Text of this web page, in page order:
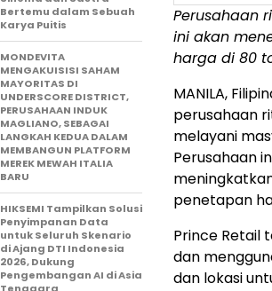
Perusahaan
ini akan
harga di 80
MANILA,
perusahaan
melayani
Perusahaan
penetapan
Prince Retail
dan
dan lokasi
Bertemu dalam Sebuah
Karya Puitis
MONDEVITA
MENGAKUISISI SAHAM
MAYORITAS DI
UNDERSCORE DISTRICT,
PERUSAHAAN INDUK
MAGLIANO, SEBAGAI
LANGKAH KEDUA DALAM
MEMBANGUN PLATFORM
MEREK MEWAH ITALIA
BARU
HIKSEMI Tampilkan Solusi
Penyimpanan Data
untuk Seluruh Skenario
di Ajang DTI Indonesia
2026, Dukung
Pengembangan AI di Asia